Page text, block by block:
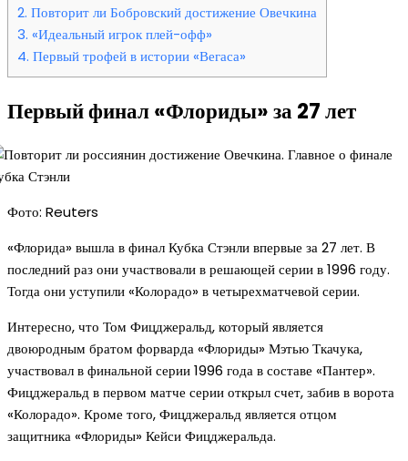
2. Повторит ли Бобровский достижение Овечкина
3. «Идеальный игрок плей-офф»
4. Первый трофей в истории «Вегаса»
Первый финал «Флориды» за 27 лет
Фото: Reuters
«Флорида» вышла в финал Кубка Стэнли впервые за 27 лет. В
последний раз они участвовали в решающей серии в 1996 году.
Тогда они уступили «Колорадо» в четырехматчевой серии.
Интересно, что Том Фицджеральд, который является
двоюродным братом форварда «Флориды» Мэтью Ткачука,
участвовал в финальной серии 1996 года в составе «Пантер».
Фицджеральд в первом матче серии открыл счет, забив в ворота
«Колорадо». Кроме того, Фицджеральд является отцом
защитника «Флориды» Кейси Фицджеральда.